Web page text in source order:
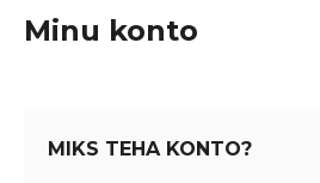
Minu konto
MIKS TEHA KONTO?